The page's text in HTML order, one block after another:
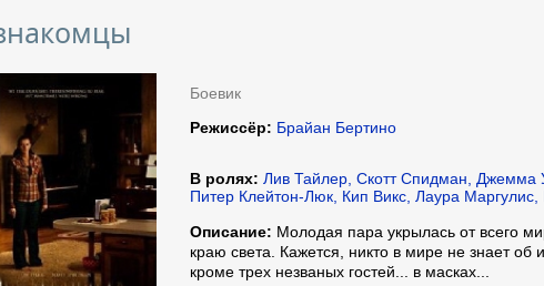
Боевик
Режиссёр: Брайан Бертино
В ролях: Лив Тайлер, Скотт Спидман, Джемма
Питер Клейтон-Люк, Кип Викс, Лаура Маргулис,
Описание: Молодая пара укрылась от всего
краю света. Кажется, никто в мире не знает об
кроме трех незваных гостей... в масках...